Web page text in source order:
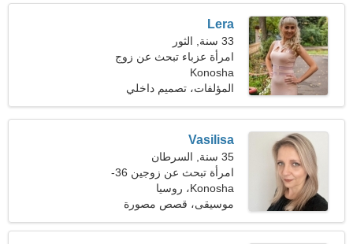
Lera
33 سنة, الثور
امرأة عزباء تبحث عن زوج
39-40
Konosha
المؤلفات، تصميم داخلي
Vasilisa
35 سنة, السرطان
امرأة تبحث عن زوجين 36-
46
Konosha، روسيا
موسيقى، قصص مصورة
يابانية